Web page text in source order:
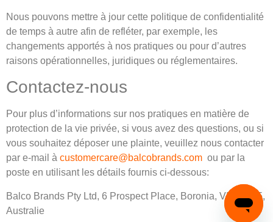
Nous pouvons mettre à jour cette politique de confidentialité
de temps à autre afin de refléter, par exemple, les
changements apportés à nos pratiques ou pour d’autres
raisons opérationnelles, juridiques ou réglementaires.
Contactez-nous
Pour plus d’informations sur nos pratiques en matière de
protection de la vie privée, si vous avez des questions, ou si
vous souhaitez déposer une plainte, veuillez nous contacter
par e-mail à customercare@balcobrands.com ou par la
poste en utilisant les détails fournis ci-dessous:
Balco Brands Pty Ltd, 6 Prospect Place, Boronia, VIC, 3155,
Australie